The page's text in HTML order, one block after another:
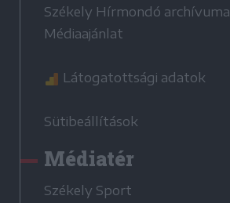
Székely Hírmondó archívuma
Médiaajánlat
Látogatottsági adatok
Sütibeállítások
Médiatér
Székely Sport